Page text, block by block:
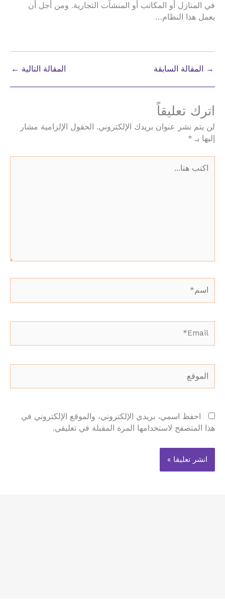
في المنازل أو المكاتب أو المنشآت التجارية. ومن أجل أن
يعمل هذا النظام…
→ المقالة السابقة المقالة التالية ←
اترك تعليقاً
لن يتم نشر عنوان بريدك الإلكتروني.
الحقول الإلزامية مشار
إليها بـ *
هنا...
احفظ اسمي، بريدي الإلكتروني، والموقع الإلكتروني في
هذا المتصفح لاستخدامها المرة المقبلة في تعليقي.